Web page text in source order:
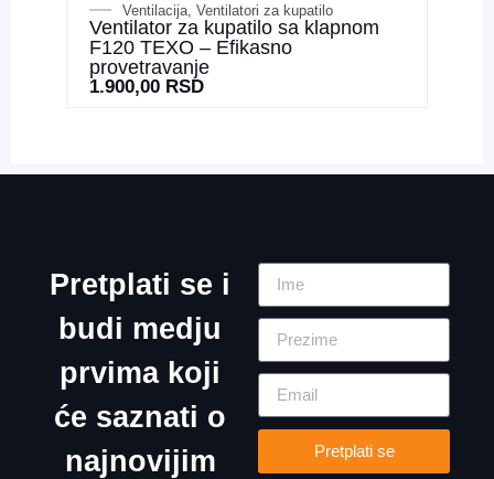
Ventilacija Ventilatori za kupatilo
Ventilator za kupatilo sa klapnom
F120 TEXO – Efikasno
provetravanje
1.900,00 RSD
Pretplati se i
budi medju
prvima koji
će saznati o
najnovijim
Pretplati se